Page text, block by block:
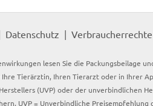
Datenschutz Verbraucherrechte
lesen Sie die Packungsbeilage
Ihre Tierärztin, Ihren Tierarzt oder in Ihrer
(UVP) oder der unverbindlichen
UVP = Unverbindliche